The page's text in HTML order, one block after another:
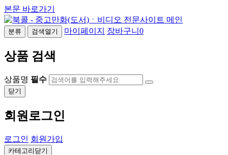
본문 바로가기
분류 검색열기 마이페이지 장바구니 0
상품 검색
상품명 필수
닫기
회원로그인
로그인 회원가입
카테고리닫기